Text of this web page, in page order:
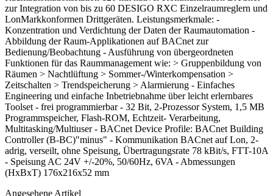
zur Integration von bis zu 60 DESIGO RXC Einzelraumreglern und
LonMarkkonformen Drittgeräten. Leistungsmerkmale: -
Konzentration und Verdichtung der Daten der Raumautomation -
Abbildung der Raum-Applikationen auf BACnet zur
Bedienung/Beobachtung - Ausführung von übergeordneten
Funktionen für das Raummanagement wie: > Gruppenbildung von
Räumen > Nachtlüftung > Sommer-/Winterkompensation >
Zeitschalten > Trendspeicherung > Alarmierung - Einfaches
Engineering und einfache Inbetriebnahme über leicht erlernbares
Toolset - frei programmierbar - 32 Bit, 2-Prozessor System, 1,5 MB
Programmspeicher, Flash-ROM, Echtzeit- Verarbeitung,
Multitasking/Multiuser - BACnet Device Profile: BACnet Building
Controller (B-BC)"minus" - Kommunikation BACnet auf Lon, 2-
adrig, verseilt, ohne Speisung, Übertragungsrate 78 kBit/s, FTT-10A
- Speisung AC 24V +/-20%, 50/60Hz, 6VA - Abmessungen
(HxBxT) 176x216x52 mm
Angesehene Artikel